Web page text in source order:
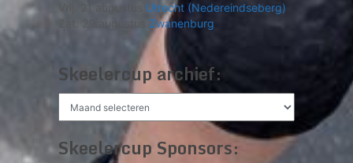
Vrij. 21 augustus Utrecht (Nedereindseberg)
Zat. 29 augustus Zwanenburg
Skeelercup archief:
archief:
Skeelercup Sponsors: